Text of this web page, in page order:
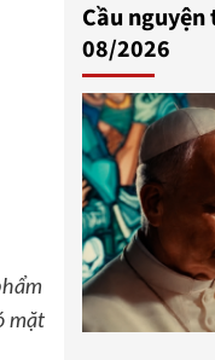
mặt
Cầu
08/2026